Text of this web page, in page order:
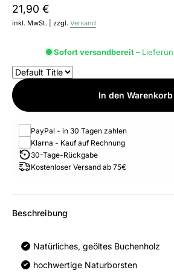
21,90 €
inkl. MwSt. | zzgl. Versand
Sofort versandbereit –
In den Warenkorb
PayPal - in 30 Tagen zahlen
Klarna - Kauf auf Rechnung
30-Tage-Rückgabe
Kostenloser Versand ab 75€
Beschreibung
Natürliches, geöltes Buchenholz
hochwertige Naturborsten